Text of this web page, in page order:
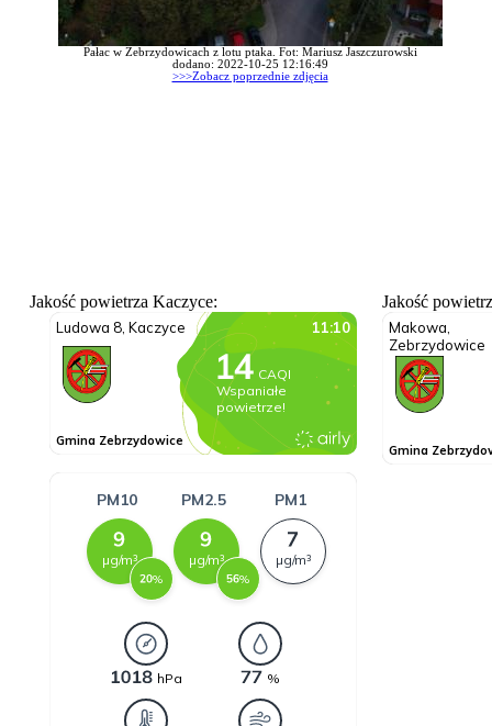
Pałac w Zebrzydowicach z lotu ptaka. Fot: Mariusz Jaszczurowski
dodano: 2022-10-25 12:16:49
>>>Zobacz poprzednie zdjęcia
Jakość powietrza Kaczyce: Jakość